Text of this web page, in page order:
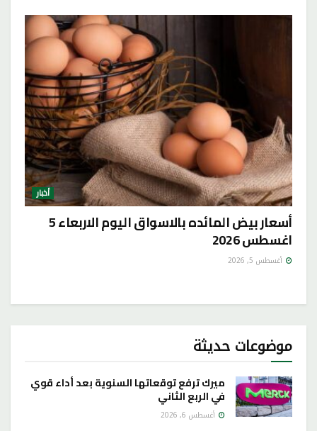
أخبار
أسعار بيض المائده بالاسواق اليوم الاربعاء 5
اغسطس 2026
أغسطس 5, 2026
موضوعات حديثة
ميرك ترفع توقعاتها السنوية بعد أداء قوي
في الربع الثاني
أغسطس 6, 2026